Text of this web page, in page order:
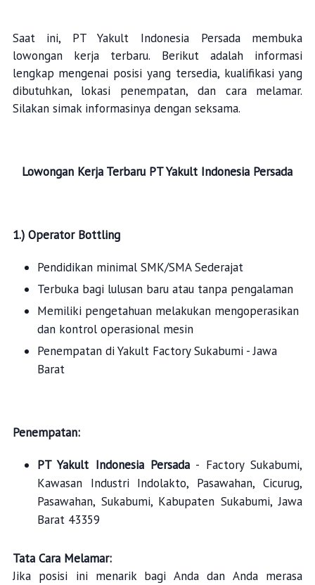
Saat ini, PT Yakult Indonesia Persada membuka
lowongan kerja terbaru. Berikut adalah informasi
lengkap mengenai posisi yang tersedia, kualifikasi yang
dibutuhkan, lokasi penempatan, dan cara melamar.
Silakan simak informasinya dengan seksama.
Lowongan Kerja Terbaru PT Yakult Indonesia Persada
1.) Operator Bottling
Pendidikan minimal SMK/SMA Sederajat
Terbuka bagi lulusan baru atau tanpa pengalaman
Memiliki pengetahuan melakukan mengoperasikan
dan kontrol operasional mesin
Penempatan di Yakult Factory Sukabumi - Jawa
Barat
Penempatan:
PT Yakult Indonesia Persada- Factory Sukabumi,
Kawasan Industri Indolakto, Pasawahan, Cicurug,
Pasawahan, Sukabumi, Kabupaten Sukabumi, Jawa
Barat 43359
Tata Cara Melamar:
Jika posisi ini menarik bagi Anda dan Anda merasa